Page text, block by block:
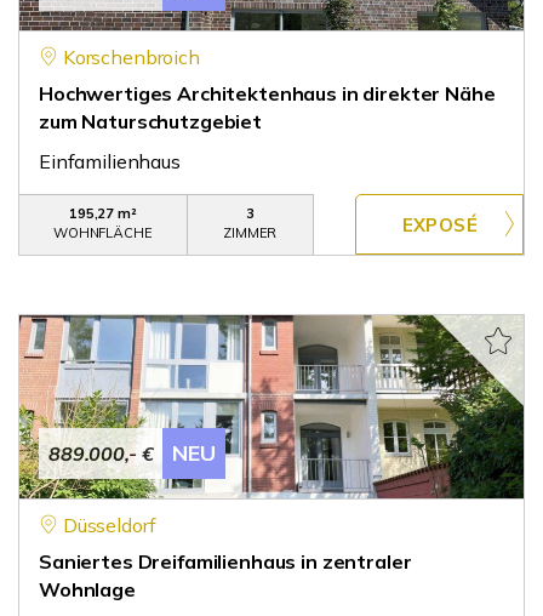
Korschenbroich
Hochwertiges Architektenhaus in direkter Nähe
zum Naturschutzgebiet
Einfamilienhaus
195,27 m²
WOHNFLÄCHE
3
ZIMMER
889.000,- € NEU
Düsseldorf
Saniertes Dreifamilienhaus in zentraler
Wohnlage